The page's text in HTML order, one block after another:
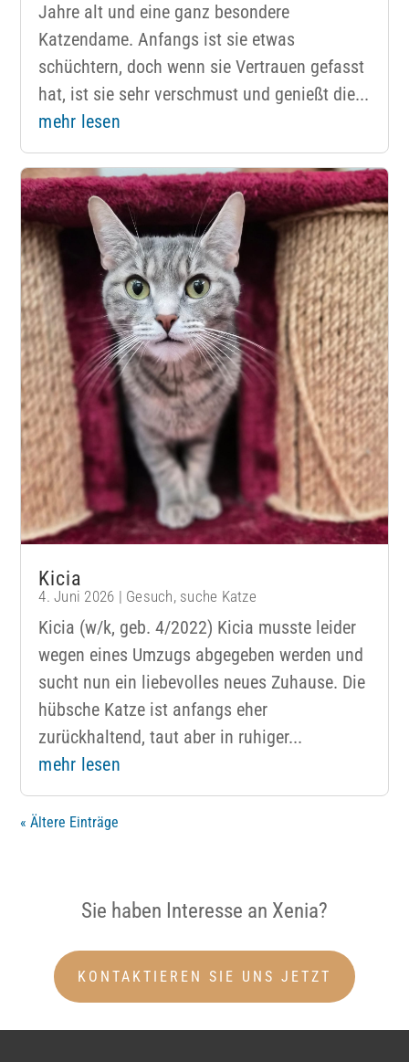
Jahre alt und eine ganz besondere
Katzendame. Anfangs ist sie etwas
schüchtern, doch wenn sie Vertrauen gefasst
hat, ist sie sehr verschmust und genießt die...
mehr lesen
Kicia
4. Juni 2026 | Gesuch, suche Katze
Kicia (w/k, geb. 4/2022) Kicia musste leider
wegen eines Umzugs abgegeben werden und
sucht nun ein liebevolles neues Zuhause. Die
hübsche Katze ist anfangs eher
zurückhaltend, taut aber in ruhiger...
mehr lesen
« Ältere Einträge
Sie haben Interesse an Xenia?
KONTAKTIEREN SIE UNS JETZT